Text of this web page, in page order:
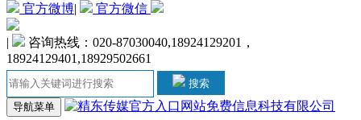
官方微博| 官方微信
|
咨询热线：020-87030040,18924129201，
18924129401,18929502661
搜索
导航菜单